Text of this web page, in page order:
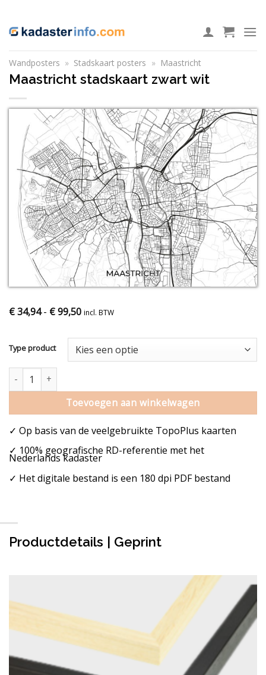
inhoud
Wandposters » Stadskaart posters » Maastricht
Maastricht stadskaart zwart wit
€34,94- €99,50 incl. BTW
Type product
Maastricht stadskaart zwart wit aantal
Toevoegen aan winkelwagen
✓ Op basis van de veelgebruikte TopoPlus kaarten
✓ 100% geografische RD-referentie met het
Nederlands kadaster
✓ Het digitale bestand is een 180 dpi PDF bestand
Productdetails | Geprint